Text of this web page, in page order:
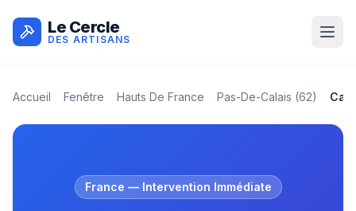
Le Cercle
DES ARTISANS
Accueil Fenêtre Hauts De France Pas-De-Calais (62)
France — Intervention Immédiate